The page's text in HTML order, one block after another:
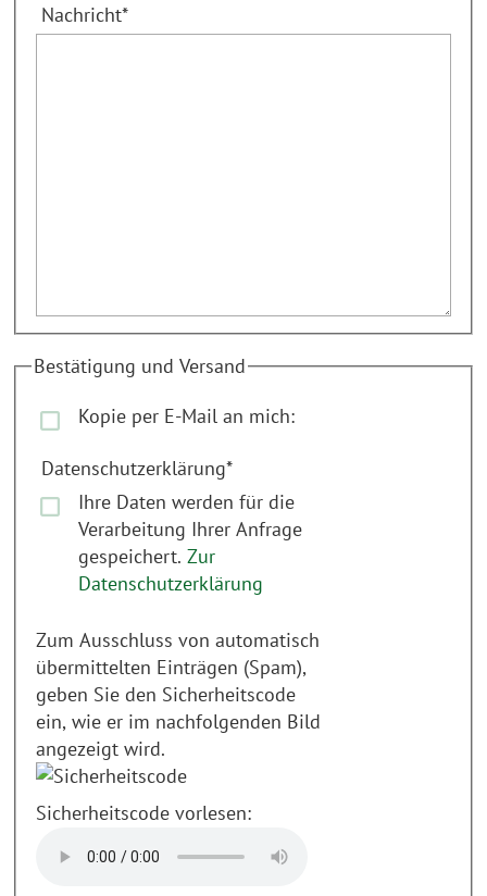
Nachricht*
Bestätigung und Versand
Kopie per E-Mail an mich:
Datenschutzerklärung*
Ihre Daten werden für die
Verarbeitung Ihrer Anfrage
gespeichert. Zur
Datenschutzerklärung
Zum Ausschluss von automatisch
übermittelten Einträgen (Spam),
geben Sie den Sicherheitscode
ein, wie er im nachfolgenden Bild
angezeigt wird.
Sicherheitscode vorlesen: